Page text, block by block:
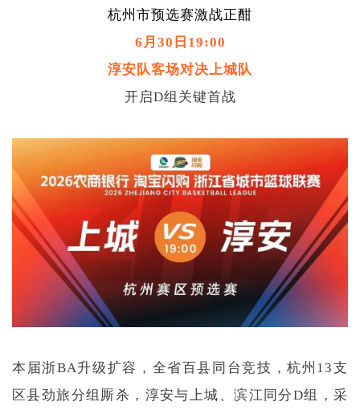
杭州市预选赛激战正酣
6月30日19:00
淳安队客场对决上城队
开启D组关键首战
本届浙BA升级扩容，全省百县同台竞技，杭州13支
区县劲旅分组厮杀，淳安与上城、滨江同分D组，采